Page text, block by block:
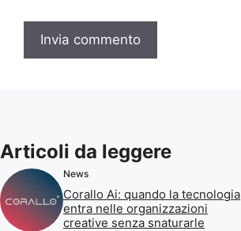
Articoli da leggere
News
Corallo Ai: quando la tecnologia
entra nelle organizzazioni
creative senza snaturarle